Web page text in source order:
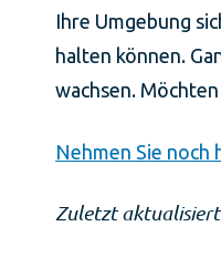
Ihre Umgebung
halten können.
wachsen.
Nehmen Sie
Zuletzt